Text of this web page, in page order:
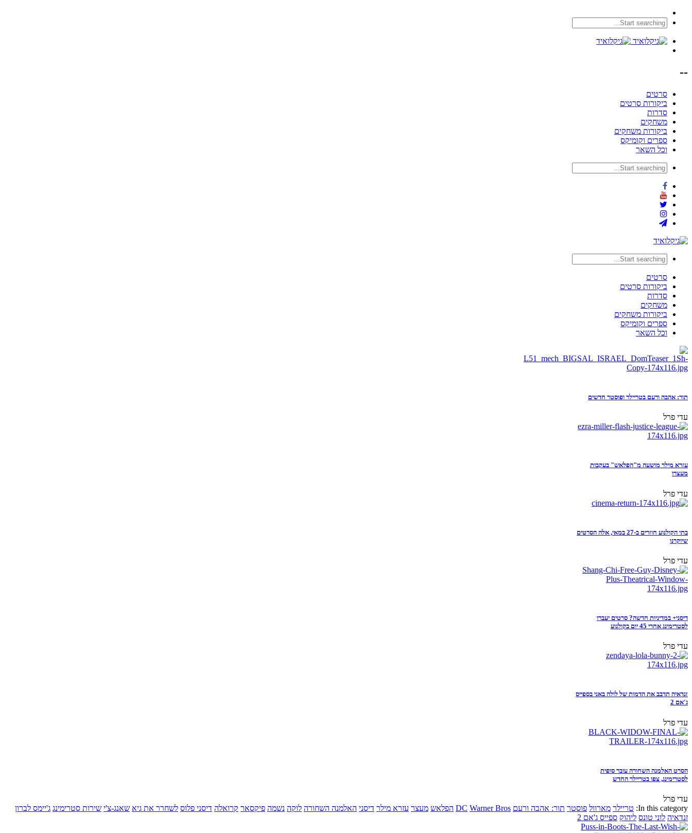
--
סרטים
ביקורות סרטים
סדרות
משחקים
ביקורות משחקים
ספרים וקומיקס
וכל השאר
סרטים
ביקורות סרטים
סדרות
משחקים
ביקורות משחקים
ספרים וקומיקס
וכל השאר
תור: אהבה ורעם בטריילר ופוסטר חדשים
עדי פרל
עזרא מילר מושעה מ"הפלאש" בעקבות
מעצרו
עדי פרל
בתי הקולנוע חוזרים ב-27 במאי, אלה הסרטים
שיוקרנו
עדי פרל
דיסני+ במדיניות חדשה? סרטים יעברו
לסטרימינג אחרי 45 יום בקולנוע
עדי פרל
זנדאיה תדבב את הדמות של לולה באני בספייס
ג'אם 2
עדי פרל
הסרט האלמנה השחורה עובר סופית
לסטרימינג, צפו בטריילר החדש
עדי פרל
In this category: טריילר מארוול פוסטר תור: אהבה ורעם DC Warner Bros הפלאש מעצר עזרא מילר דיסני האלמנה השחורה לוקה נשמה פיקסאר קרואלה דיסני פלוס לשחרר את גיא שאנג-צ'י שירות סטרימינג ג'יימס לברון
זנדאיה לוני טונס ליהוק ספייס ג'אם 2